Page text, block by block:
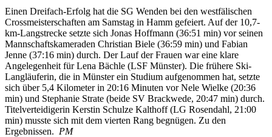
Einen Dreifach-Erfolg hat die SG Wenden bei den westfälischen
Crossmeisterschaften am Samstag in Hamm gefeiert. Auf der 10,7-
km-Langstrecke setzte sich Jonas Hoffmann (36:51 min) vor seinen
Mannschaftskameraden Christian Biele (36:59 min) und Fabian
Jenne (37:16 min) durch. Der Lauf der Frauen war eine klare
Angelegenheit für Lena Bächle (LSF Münster). Die frühere Ski-
Langläuferin, die in Münster ein Studium aufgenommen hat, setzte
sich über 5,4 Kilometer in 20:16 Minuten vor Nele Wielke (20:36
min) und Stephanie Strate (beide SV Brackwede, 20:47 min) durch.
Titelverteidigerin Kerstin Schulze Kalthoff (LG Rosendahl, 21:00
min) musste sich mit dem vierten Rang begnügen. Zu den
Ergebnissen. PM